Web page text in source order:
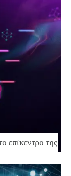
επίκεντρο της